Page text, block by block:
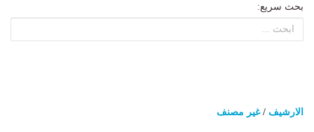
بحث سريع:
الارشيف /غير مصنف